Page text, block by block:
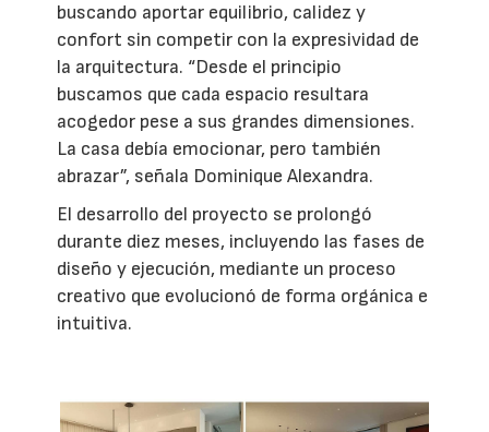
buscando aportar equilibrio, calidez y
confort sin competir con la expresividad de
la arquitectura. “Desde el principio
buscamos que cada espacio resultara
acogedor pese a sus grandes dimensiones.
La casa debía emocionar, pero también
abrazar”, señala Dominique Alexandra.
El desarrollo del proyecto se prolongó
durante diez meses, incluyendo las fases de
diseño y ejecución, mediante un proceso
creativo que evolucionó de forma orgánica e
intuitiva.